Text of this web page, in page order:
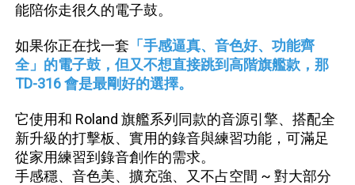
能陪你走很久的電子鼓。
如果你正在找一套 「手感逼真、音色好、功能齊
全」的電子鼓，但又不想直接跳到高階旗艦款，那
TD-316 會是最剛好的選擇。
它使用和 Roland 旗艦系列同款的音源引擎、搭配全
新升級的打擊板、實用的錄音與練習功能，可滿足
從家用練習到錄音創作的需求。
手感穩、音色美、擴充強、又不占空間 ~ 對大部分